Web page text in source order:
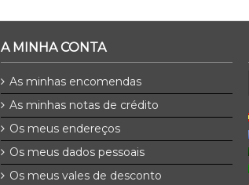
A MINHA CONTA
As minhas encomendas
As minhas notas de crédito
Os meus endereços
Os meus dados pessoais
Os meus vales de desconto